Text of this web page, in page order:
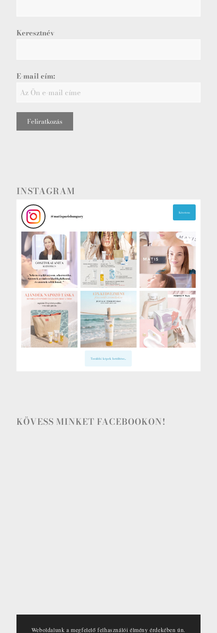
Keresztnév
E-mail cím:
INSTAGRAM
@matisparishungary
Követem
További képek betöltése...
KÖVESS MINKET FACEBOOKON!
Weboldalunk a megfelelő felhasználói élmény érdekében ún.